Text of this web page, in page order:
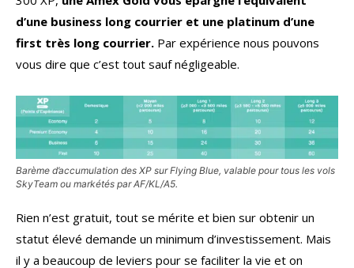
d’une business long courrier et une platinum d’une
first très long courrier. Par expérience nous pouvons
vous dire que c’est tout sauf négligeable.
Barème d’accumulation des XP sur Flying Blue, valable pour tous les vols
SkyTeam ou markétés par AF/KL/A5.
Rien n’est gratuit, tout se mérite et bien sur obtenir un
statut élevé demande un minimum d’investissement. Mais
il y a beaucoup de leviers pour se faciliter la vie et on